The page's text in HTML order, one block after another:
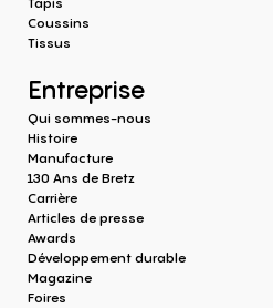
Coussins
Tissus
Entreprise
Qui sommes-nous
Histoire
Manufacture
130 Ans de Bretz
Carrière
Articles de presse
Awards
Développement durable
Magazine
Foires